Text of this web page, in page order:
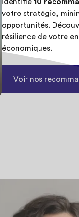
identifié 10
votre stratégie,
opportunités.
résilience de votre
économiques.
Voir nos